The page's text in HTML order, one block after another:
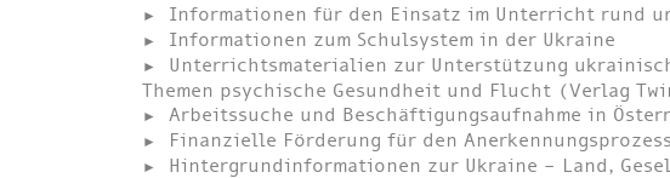
Informationen für den Einsatz im Unterricht rund
Informationen zum Schulsystem in der Ukraine
Unterrichtsmaterialien zur Unterstützung
Themen psychische Gesundheit und Flucht (Verlag
Arbeitssuche und Beschäftigungsaufnahme in
Finanzielle Förderung für den
Hintergrundinformationen zur Ukraine – Land,